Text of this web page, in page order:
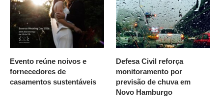
Evento reúne noivos e
fornecedores de
casamentos sustentáveis
Defesa Civil reforça
monitoramento por
previsão de chuva em
Novo Hamburgo